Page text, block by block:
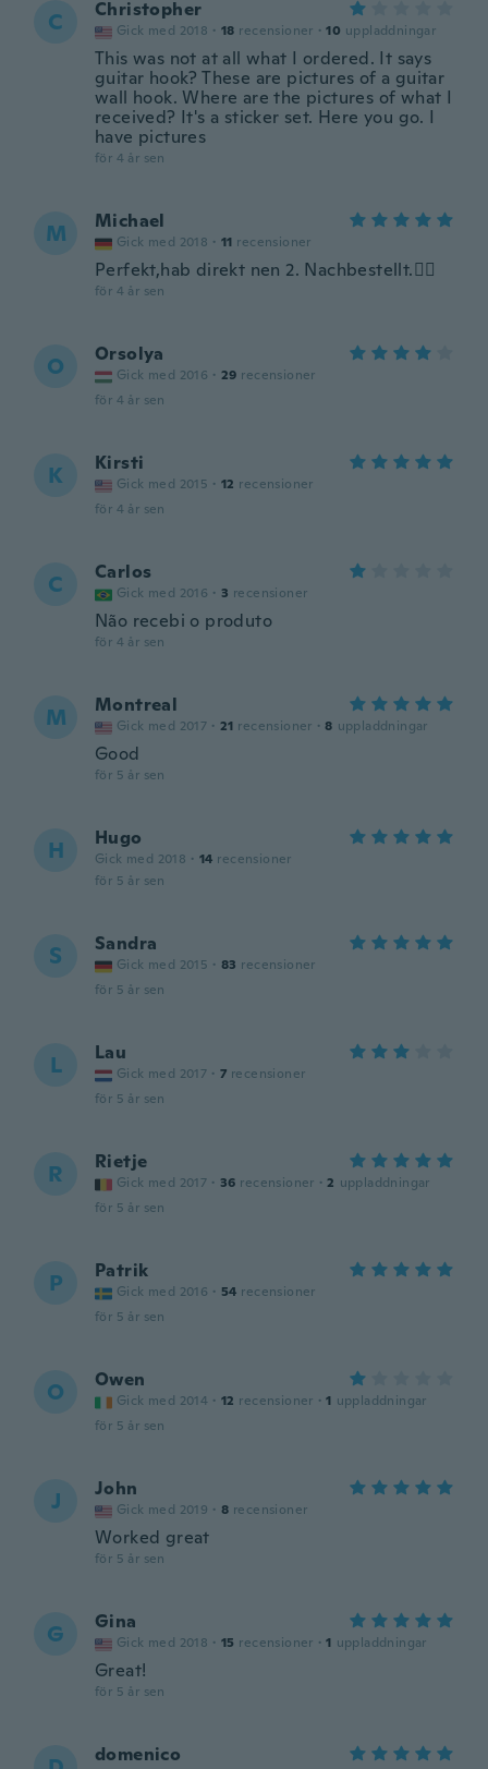
C Christopher
Gick med 2018 · 18 recensioner · 10 uppladdningar
This was not at all what I ordered. It says
guitar hook? These are pictures of a guitar
wall hook. Where are the pictures of what I
received? It's a sticker set. Here you go. I
have pictures
för 4 år sen
M Michael
Gick med 2018 · 11 recensioner
Perfekt,hab direkt nen 2. Nachbestellt.👍🏼
för 4 år sen
O Orsolya
Gick med 2016 · 29 recensioner
för 4 år sen
K Kirsti
Gick med 2015 · 12 recensioner
för 4 år sen
C Carlos
Gick med 2016 · 3 recensioner
Não recebi o produto
för 4 år sen
M Montreal
Gick med 2017 · 21 recensioner · 8 uppladdningar
Good
för 5 år sen
H Hugo
Gick med 2018 · 14 recensioner
för 5 år sen
S Sandra
Gick med 2015 · 83 recensioner
för 5 år sen
L Lau
Gick med 2017 · 7 recensioner
för 5 år sen
R Rietje
Gick med 2017 · 36 recensioner · 2 uppladdningar
för 5 år sen
P Patrik
Gick med 2016 · 54 recensioner
för 5 år sen
O Owen
Gick med 2014 · 12 recensioner · 1 uppladdningar
för 5 år sen
J John
Gick med 2019 · 8 recensioner
Worked great
för 5 år sen
G Gina
Gick med 2018 · 15 recensioner · 1 uppladdningar
Great!
för 5 år sen
domenico